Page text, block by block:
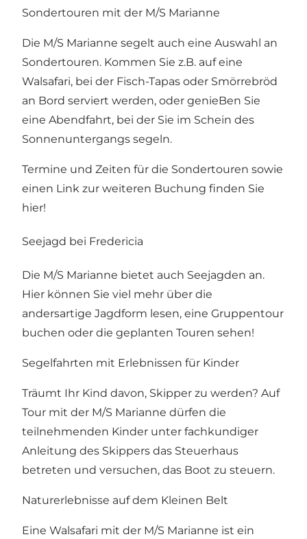
Sondertouren mit der M/S Marianne
Die M/S Marianne segelt auch eine Auswahl an
Sondertouren. Kommen Sie z.B. auf eine
Walsafari, bei der Fisch-Tapas oder Smörrebröd
an Bord serviert werden, oder genieBen Sie
eine Abendfahrt, bei der Sie im Schein des
Sonnenuntergangs segeln.
Termine und Zeiten für die Sondertouren sowie
einen Link zur weiteren Buchung finden Sie
hier!
Seejagd bei Fredericia
Die M/S Marianne bietet auch Seejagden an.
Hier können Sie viel mehr über die
andersartige Jagdform lesen, eine Gruppentour
buchen oder die geplanten Touren sehen!
Segelfahrten mit Erlebnissen für Kinder
Träumt Ihr Kind davon, Skipper zu werden? Auf
Tour mit der M/S Marianne dürfen die
teilnehmenden Kinder unter fachkundiger
Anleitung des Skippers das Steuerhaus
betreten und versuchen, das Boot zu steuern.
Naturerlebnisse auf dem Kleinen Belt
Eine Walsafari mit der M/S Marianne ist ein